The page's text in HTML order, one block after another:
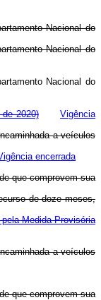
Nacional do
Nacional do
Nacional do
de 2020)
Vigência
a veículos
encerrada
que comprovem sua
de doze meses,
Medida Provisória
a veículos
que comprovem sua